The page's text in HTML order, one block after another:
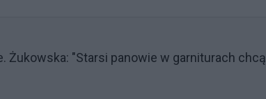
Żukowska: "Starsi panowie w garniturach chcą